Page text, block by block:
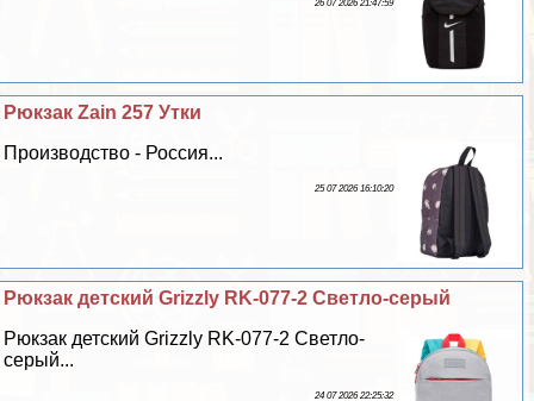
26 07 2026 21:47:59
Рюкзак Zain 257 Утки
Производство - Россия...
25 07 2026 16:10:20
Рюкзак детский Grizzly RK-077-2 Светло-серый
Рюкзак детский Grizzly RK-077-2 Светло-
серый...
24 07 2026 22:25:32